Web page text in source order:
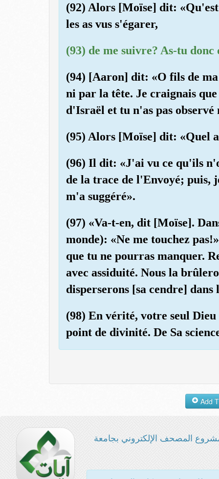
(92) Alors [Moïse] dit:
les as vus s'égarer,
(93) de me suivre? As-tu
(94) [Aaron] dit: «O fils de
ni par la tête. Je craignais
d'Israël et tu n'as pas observé
(95) Alors [Moïse] dit: «Quel
(96) Il dit: «J'ai vu ce qu'ils
de la trace de l'Envoyé; puis,
m'a suggéré».
(97) «Va-t-en, dit [Moïse].
monde): «Ne me touchez
que tu ne pourras manquer.
avec assiduité. Nous la
disperserons [sa cendre] dans
(98) En vérité, votre seul
point de divinité. De Sa
المصحف الإلكتروني بجامعة